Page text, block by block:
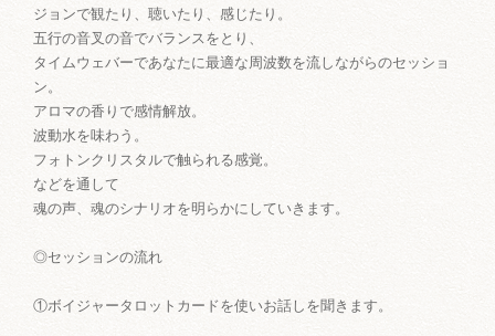
ジョンで観たり、聴いたり、感じたり。
五行の音叉の音でバランスをとり、
タイムウェバーであなたに最適な周波数を流しながらのセッショ
ン。
アロマの香りで感情解放。
波動水を味わう。
フォトンクリスタルで触られる感覚。
などを通して
魂の声、魂のシナリオを明らかにしていきます。
◎セッションの流れ
①ボイジャータロットカードを使いお話しを聞きます。